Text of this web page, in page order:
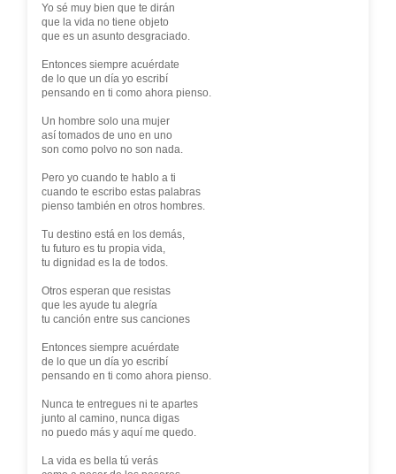
Yo sé muy bien que te dirán
que la vida no tiene objeto
que es un asunto desgraciado.
Entonces siempre acuérdate
de lo que un día yo escribí
pensando en ti como ahora pienso.
Un hombre solo una mujer
así tomados de uno en uno
son como polvo no son nada.
Pero yo cuando te hablo a ti
cuando te escribo estas palabras
pienso también en otros hombres.
Tu destino está en los demás,
tu futuro es tu propia vida,
tu dignidad es la de todos.
Otros esperan que resistas
que les ayude tu alegría
tu canción entre sus canciones
Entonces siempre acuérdate
de lo que un día yo escribí
pensando en ti como ahora pienso.
Nunca te entregues ni te apartes
junto al camino, nunca digas
no puedo más y aquí me quedo.
La vida es bella tú verás